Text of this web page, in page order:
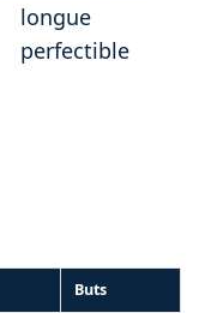
longue
perfectible
Buts